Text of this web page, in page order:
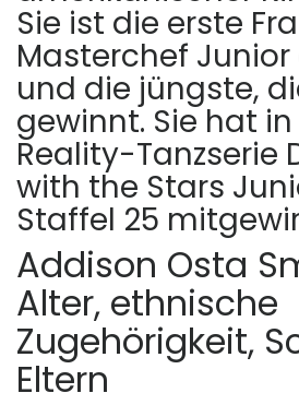
Sie ist die erste
Masterchef
und die jüngste,
gewinnt. Sie hat
Reality-Tanzserie
with the Stars
Staffel 25
Addison Osta
Alter, ethnische
Zugehörigkeit,
Eltern